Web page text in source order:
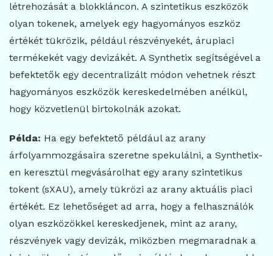
létrehozását a blokkláncon. A szintetikus eszközök
olyan tokenek, amelyek egy hagyományos eszköz
értékét tükrözik, például részvényekét, árupiaci
termékekét vagy devizákét. A Synthetix segítségével a
befektetők egy decentralizált módon vehetnek részt
hagyományos eszközök kereskedelmében anélkül,
hogy közvetlenül birtokolnák azokat.
Példa: Ha egy befektető például az arany
árfolyammozgásaira szeretne spekulálni, a Synthetix-
en keresztül megvásárolhat egy arany szintetikus
tokent (sXAU), amely tükrözi az arany aktuális piaci
értékét. Ez lehetőséget ad arra, hogy a felhasználók
olyan eszközökkel kereskedjenek, mint az arany,
részvények vagy devizák, miközben megmaradnak a